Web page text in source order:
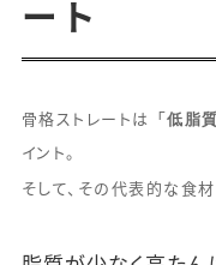
ート
骨格ストレートは 「低脂
イント。
そして、その代表的な食